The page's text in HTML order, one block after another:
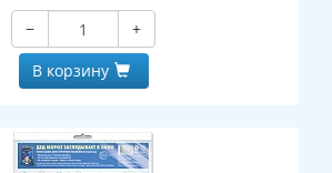
−
+
В корзину